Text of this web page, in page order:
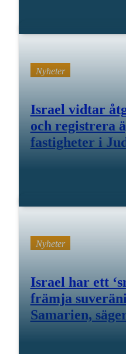
Nyheter
Israel vidtar
och registrera
fastigheter i
Nyheter
Israel har ett
främja
Samarien,